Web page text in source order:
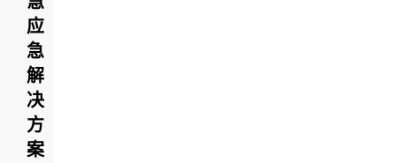
应
急
解
决
方
案